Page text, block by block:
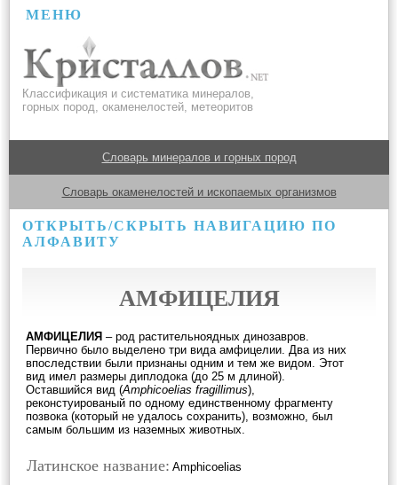
МЕНЮ
Классификация и систематика минералов,
горных пород, окаменелостей, метеоритов
Словарь минералов и горных пород
Словарь окаменелостей и ископаемых организмов
ОТКРЫТЬ/СКРЫТЬ НАВИГАЦИЮ ПО
АЛФАВИТУ
АМФИЦЕЛИЯ
АМФИЦЕЛИЯ – род растительноядных динозавров.
Первично было выделено три вида амфицелии. Два из них
впоследствии были признаны одним и тем же видом. Этот
вид имел размеры диплодока (до 25 м длиной).
Оставшийся вид (Amphicoelias fragillimus),
реконстуированый по одному единственному фрагменту
позвока (который не удалось сохранить), возможно, был
самым большим из наземных животных.
Латинское название: Amphicoelias